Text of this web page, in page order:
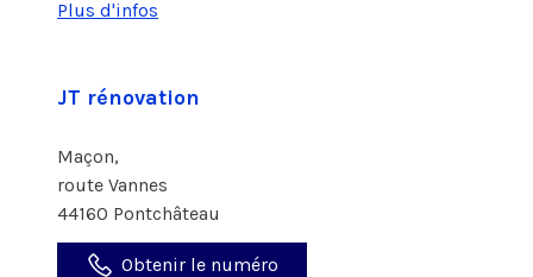
Plus d'infos
JT rénovation
Maçon,
route Vannes
44160 Pontchâteau
Obtenir le numéro